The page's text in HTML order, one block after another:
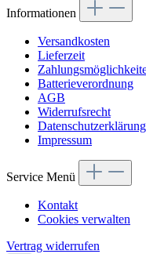
Informationen
Versandkosten
Lieferzeit
Batterieverordnung
AGB
Widerrufsrecht
Datenschutzerklärung
Impressum
Service Menü
Kontakt
Cookies verwalten
Vertrag widerrufen